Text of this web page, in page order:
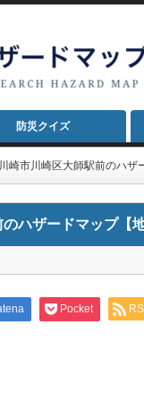
防災クイズ
崎市川崎区大師駅前のハザ
ハザードマップ【
Pocket